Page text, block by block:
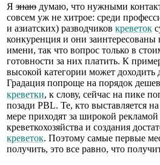
Я знаю думаю, что нужными
совсем уж не хитрое: среди
и азиатских) разводчиков креветок
конкуренция и они заинтересованы
имени, так что вопрос только в
готовности за них платить. К
высокой категории может доходить
Градация попроще на порядок
креветки, к слову, сейчас на пике
позади PBL. Те, кто выставляется
мере приходят за широкой рекламой
креветкохозяйства и создания
креветок. Поэтому самые первые
получить, это все равно, что